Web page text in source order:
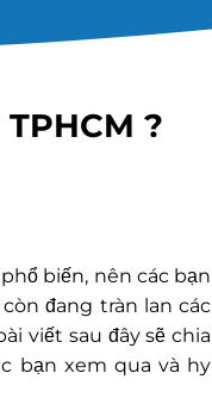
?
biến, nên các bạn
đang tràn lan các
viết sau đây sẽ chia
bạn xem qua và hy